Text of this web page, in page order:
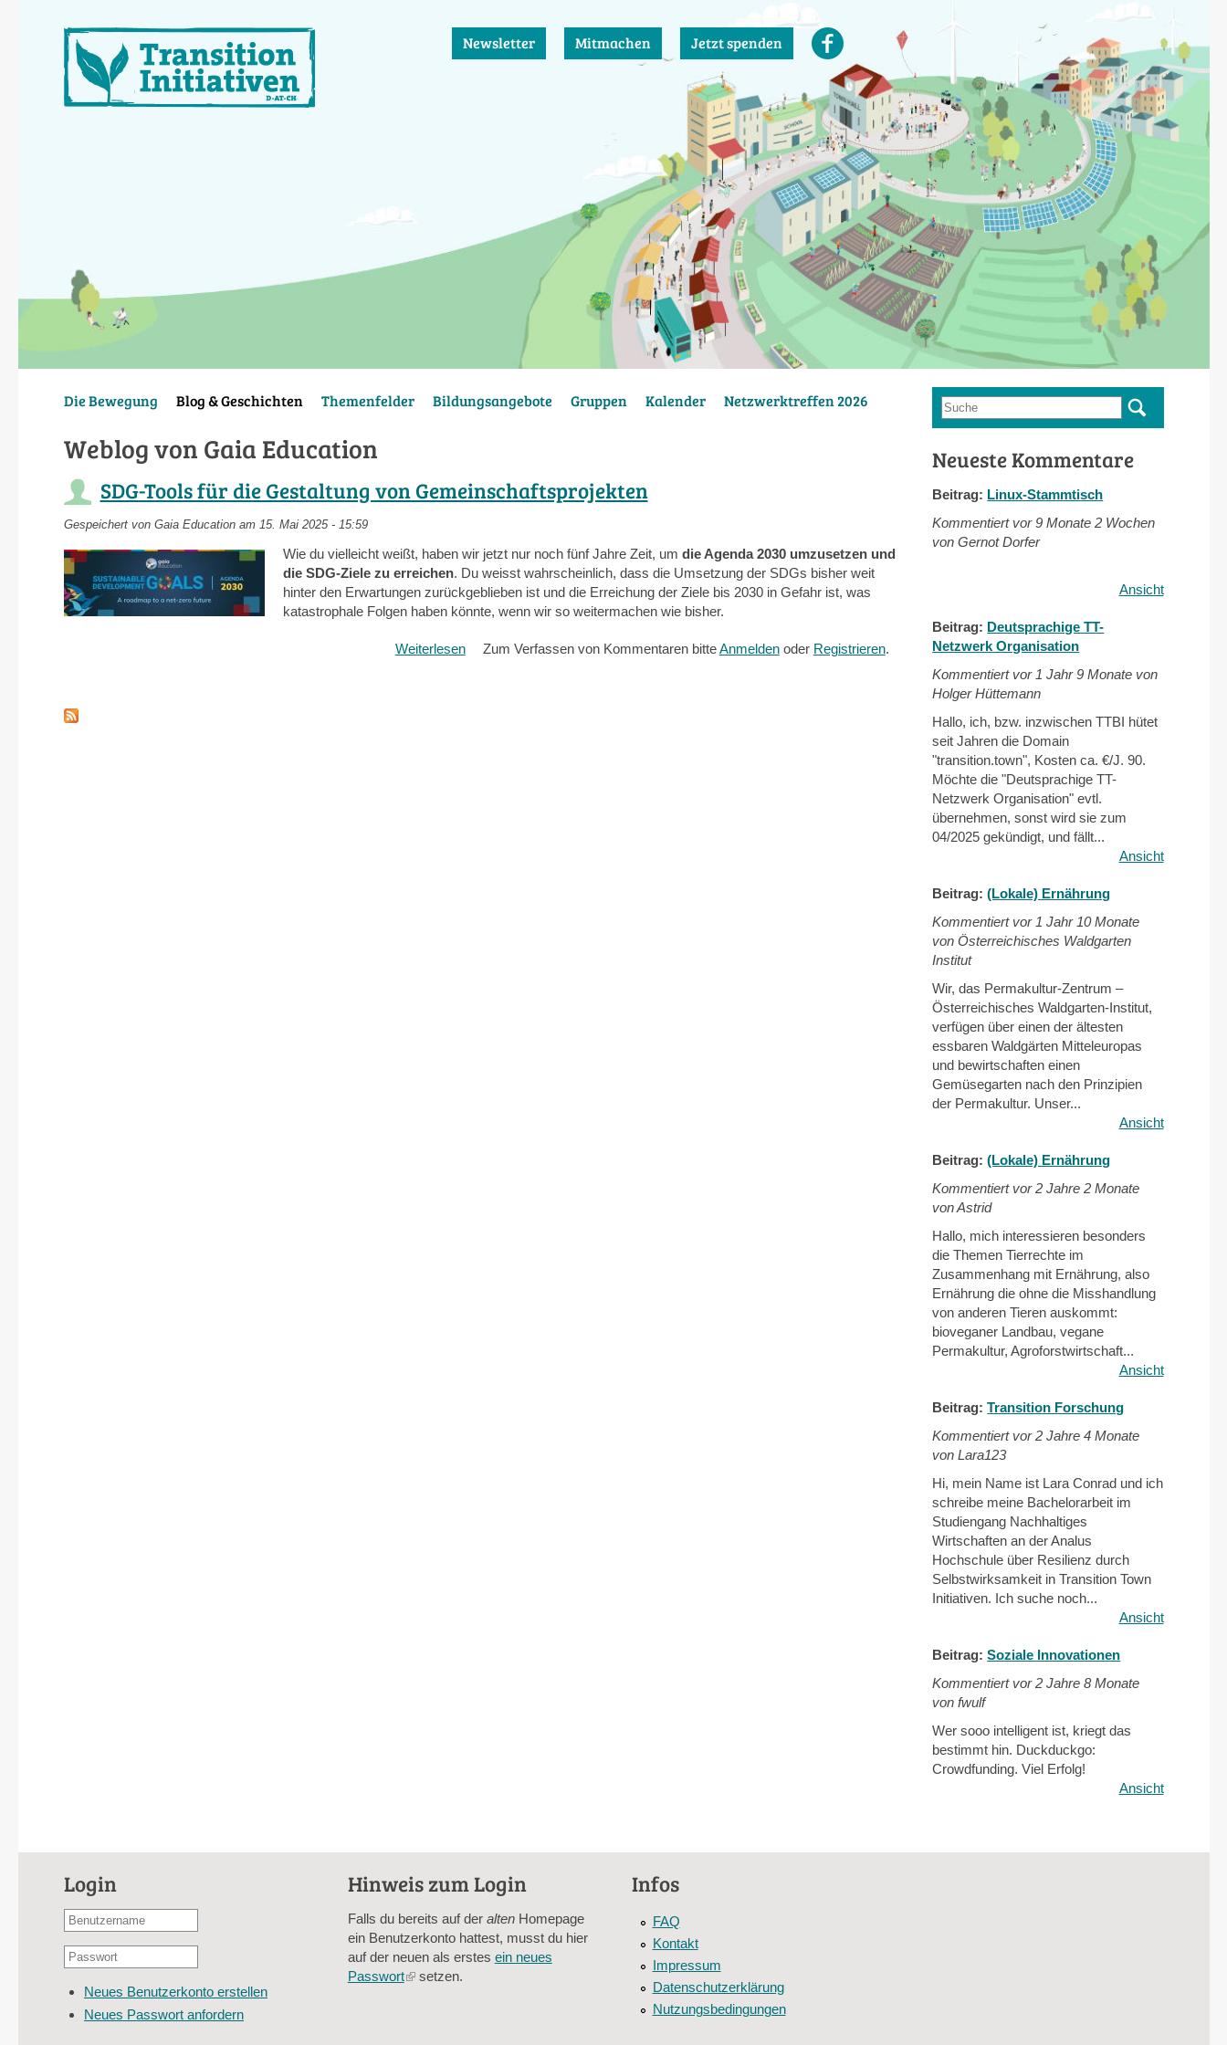
Newsletter Mitmachen Jetzt spenden
Die Bewegung Blog & Geschichten Themenfelder Bildungsangebote Gruppen Kalender Netzwerktreffen 2026
Weblog von Gaia Education
SDG-Tools für die Gestaltung von Gemeinschaftsprojekten
Gespeichert von Gaia Educationam 15. Mai 2025 - 15:59
Wie du vielleicht weißt, haben wir jetzt nur noch fünf Jahre Zeit, um die Agenda 2030 umzusetzen und
die SDG-Ziele zu erreichen. Du weisst wahrscheinlich, dass die Umsetzung der SDGs bisher weit
hinter den Erwartungen zurückgeblieben ist und die Erreichung der Ziele bis 2030 in Gefahr ist, was
katastrophale Folgen haben könnte, wenn wir so weitermachen wie bisher.
WeiterlesenüberZum Verfassen von Kommentaren bitteAnmeldenoder Registrieren.
Suchformular
Suche
Neueste Kommentare
Beitrag: Linux-Stammtisch
Kommentiert vor9 Monate 2 Wochen
von Gernot Dorfer
Ansicht
Beitrag: Deutsprachige TT-
Netzwerk Organisation
Kommentiert vor 1 Jahr 9 Monate von
Holger Hüttemann
Hallo, ich, bzw. inzwischen TTBI hütet
seit Jahren die Domain
"transition.town", Kosten ca. €/J. 90.
Möchte die "Deutsprachige TT-
Netzwerk Organisation" evtl.
übernehmen, sonst wird sie zum
04/2025 gekündigt, und fällt...
Ansicht
Beitrag:(Lokale) Ernährung
Kommentiert vor 1 Jahr 10 Monate
von Österreichisches Waldgarten
Institut
Wir, das Permakultur-Zentrum –
Österreichisches Waldgarten-Institut,
verfügen über einen der ältesten
essbaren Waldgärten Mitteleuropas
und bewirtschaften einen
Gemüsegarten nach den Prinzipien
der Permakultur. Unser...
Ansicht
Beitrag:(Lokale) Ernährung
Kommentiert vor2 Jahre 2 Monate
von Astrid
Hallo, mich interessieren besonders
die Themen Tierrechte im
Zusammenhang mit Ernährung, also
Ernährung die ohne die Misshandlung
von anderen Tieren auskommt:
bioveganer Landbau, vegane
Permakultur, Agroforstwirtschaft...
Ansicht
Beitrag:Transition Forschung
Kommentiert vor2 Jahre 4 Monate
von Lara123
Hi, mein Name ist Lara Conrad und ich
schreibe meine Bachelorarbeit im
Studiengang Nachhaltiges
Wirtschaften an der Analus
Hochschule über Resilienz durch
Selbstwirksamkeit in Transition Town
Initiativen. Ich suche noch...
Ansicht
Beitrag:Soziale Innovationen
Kommentiert vor2 Jahre 8 Monate
von fwulf
Wer sooo intelligent ist, kriegt das
bestimmt hin. Duckduckgo:
Crowdfunding. Viel Erfolg!
Ansicht
Login
Benutzername
E-
Adresse
Passwort
Neues Benutzerkonto erstellen
Neues Passwort anfordern
Hinweis zum Login
Falls du bereits auf der altenHomepage
ein Benutzerkonto hattest, musst du hier
auf der neuen als erstes ein neues
Passwort(linksetzen.
Infos
FAQ
Kontakt
Impressum
Datenschutzerklärung
Nutzungsbedingungen